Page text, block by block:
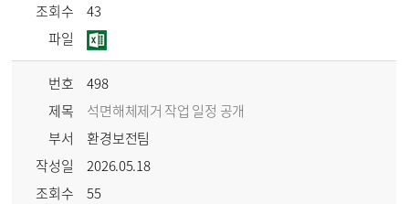
조회수
43
파일
번호
498
제목
석면해체제거 작업 일정 공개
부서
환경보전팀
작성일
2026.05.18
조회수
55